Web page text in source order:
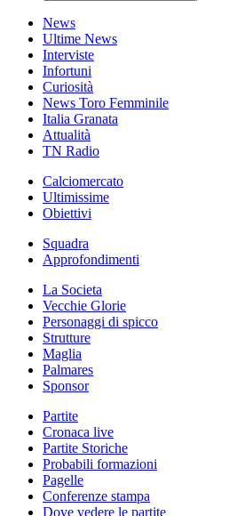
News
Ultime News
Interviste
Infortuni
Curiosità
News Toro Femminile
Italia Granata
Attualità
TN Radio
Calciomercato
Ultimissime
Obiettivi
Squadra
Approfondimenti
La Societa
Vecchie Glorie
Personaggi di spicco
Strutture
Maglia
Palmares
Sponsor
Partite
Cronaca live
Partite Storiche
Probabili formazioni
Pagelle
Conferenze stampa
Dove vedere le partite